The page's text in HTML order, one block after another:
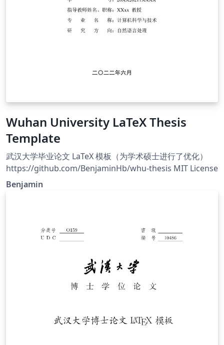
Wuhan University LaTeX Thesis
Template
武汉大学毕业论文 LaTeX 模板（为学术硕士进行了优化）
https://github.com/BenjaminHb/whu-thesis MIT License
Benjamin